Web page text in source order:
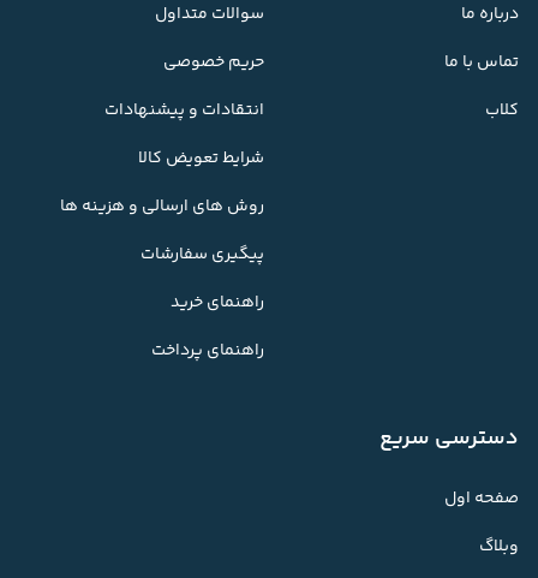
درباره ما
تماس با ما
کلاب
سوالات متداول
حریم خصوصی
انتقادات و پیشنهادات
شرایط تعویض کالا
روش های ارسالی و هزینه ها
پیگیری سفارشات
راهنمای خرید
راهنمای پرداخت
دسترسی سریع
صفحه اول
وبلاگ